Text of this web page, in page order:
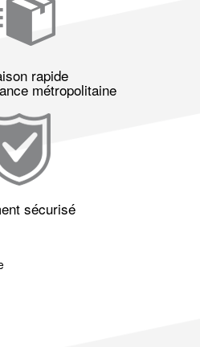
rapide
métropolitaine
sécurisé